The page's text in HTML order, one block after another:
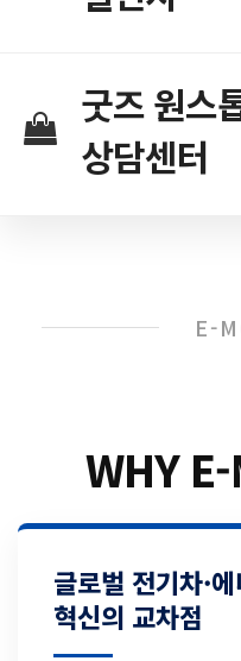
굿즈 원스
상담센터
E-
WHY
글로벌 전기차·
혁신의 교차점